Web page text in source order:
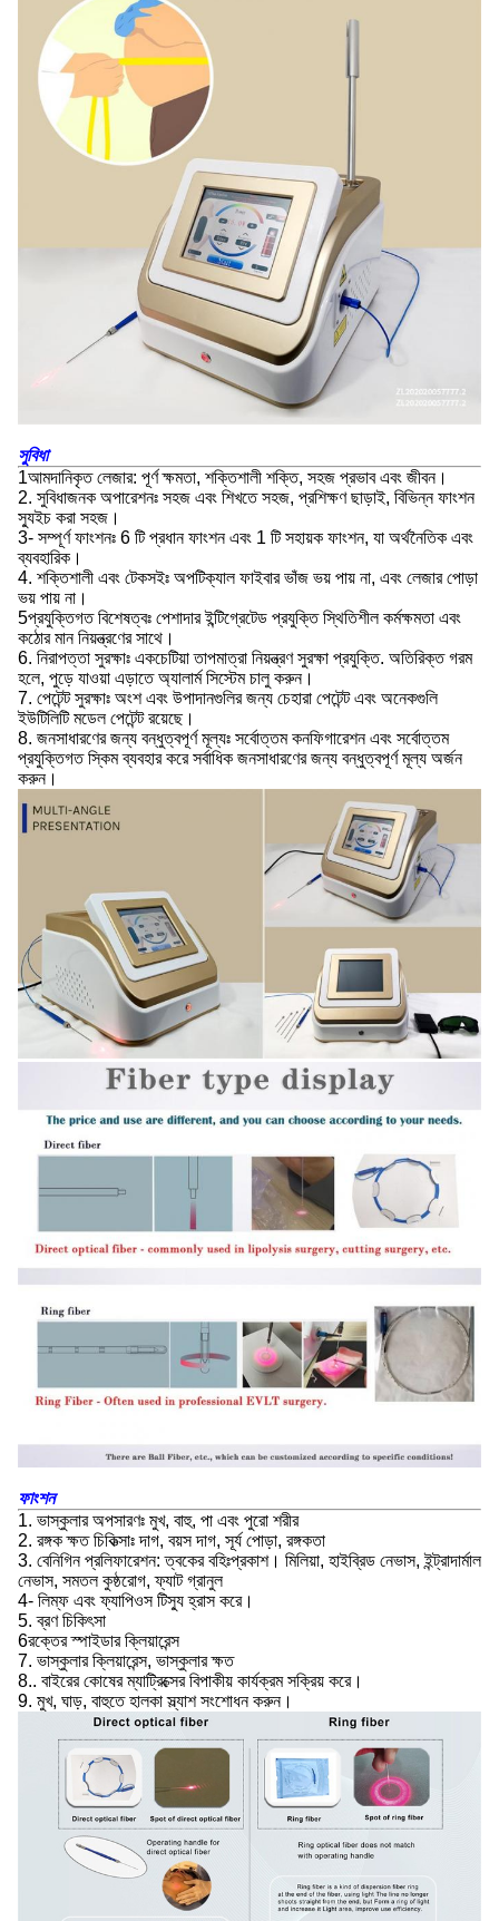
সুবিধা
1আমদানিকৃত লেজার: পূর্ণ ক্ষমতা, শক্তিশালী শক্তি, সহজ প্রভাব এবং জীবন।
2. সুবিধাজনক অপারেশনঃ সহজ এবং শিখতে সহজ, প্রশিক্ষণ ছাড়াই, বিভিন্ন ফাংশন
স্যুইচ করা সহজ।
3- সম্পূর্ণ ফাংশনঃ 6 টি প্রধান ফাংশন এবং 1 টি সহায়ক ফাংশন, যা অর্থনৈতিক এবং
ব্যবহারিক।
4. শক্তিশালী এবং টেকসইঃ অপটিক্যাল ফাইবার ভাঁজ ভয় পায় না, এবং লেজার পোড়া
ভয় পায় না।
5প্রযুক্তিগত বিশেষত্বঃ পেশাদার ইন্টিগ্রেটেড প্রযুক্তি স্থিতিশীল কর্মক্ষমতা এবং
কঠোর মান নিয়ন্ত্রণের সাথে।
6. নিরাপত্তা সুরক্ষাঃ একচেটিয়া তাপমাত্রা নিয়ন্ত্রণ সুরক্ষা প্রযুক্তি. অতিরিক্ত গরম
হলে, পুড়ে যাওয়া এড়াতে অ্যালার্ম সিস্টেম চালু করুন।
7. পেটেন্ট সুরক্ষাঃ অংশ এবং উপাদানগুলির জন্য চেহারা পেটেন্ট এবং অনেকগুলি
ইউটিলিটি মডেল পেটেন্ট রয়েছে।
8. জনসাধারণের জন্য বন্ধুত্বপূর্ণ মূল্যঃ সর্বোত্তম কনফিগারেশন এবং সর্বোত্তম
প্রযুক্তিগত স্কিম ব্যবহার করে সর্বাধিক জনসাধারণের জন্য বন্ধুত্বপূর্ণ মূল্য অর্জন
করুন।
ফাংশন
1. ভাস্কুলার অপসারণঃ মুখ, বাহু, পা এবং পুরো শরীর
2. রঙ্গক ক্ষত চিকিত্সাঃ দাগ, বয়স দাগ, সূর্য পোড়া, রঙ্গকতা
3. বেনিগিন প্রলিফারেশন: ত্বকের বহিঃপ্রকাশ। মিলিয়া, হাইব্রিড নেভাস, ইন্ট্রাদার্মাল
নেভাস, সমতল কুষ্ঠরোগ, ফ্যাট গ্রানুল
4- লিম্ফ এবং ফ্যাপিওস টিস্যু হ্রাস করে।
5. ব্রণ চিকিৎসা
6রক্তের স্পাইডার ক্লিয়ারেন্স
7. ভাস্কুলার ক্লিয়ারেন্স, ভাস্কুলার ক্ষত
8.. বাইরের কোষের ম্যাট্রিক্সের বিপাকীয় কার্যক্রম সক্রিয় করে।
9. মুখ, ঘাড়, বাহুতে হালকা স্ল্যাশ সংশোধন করুন।